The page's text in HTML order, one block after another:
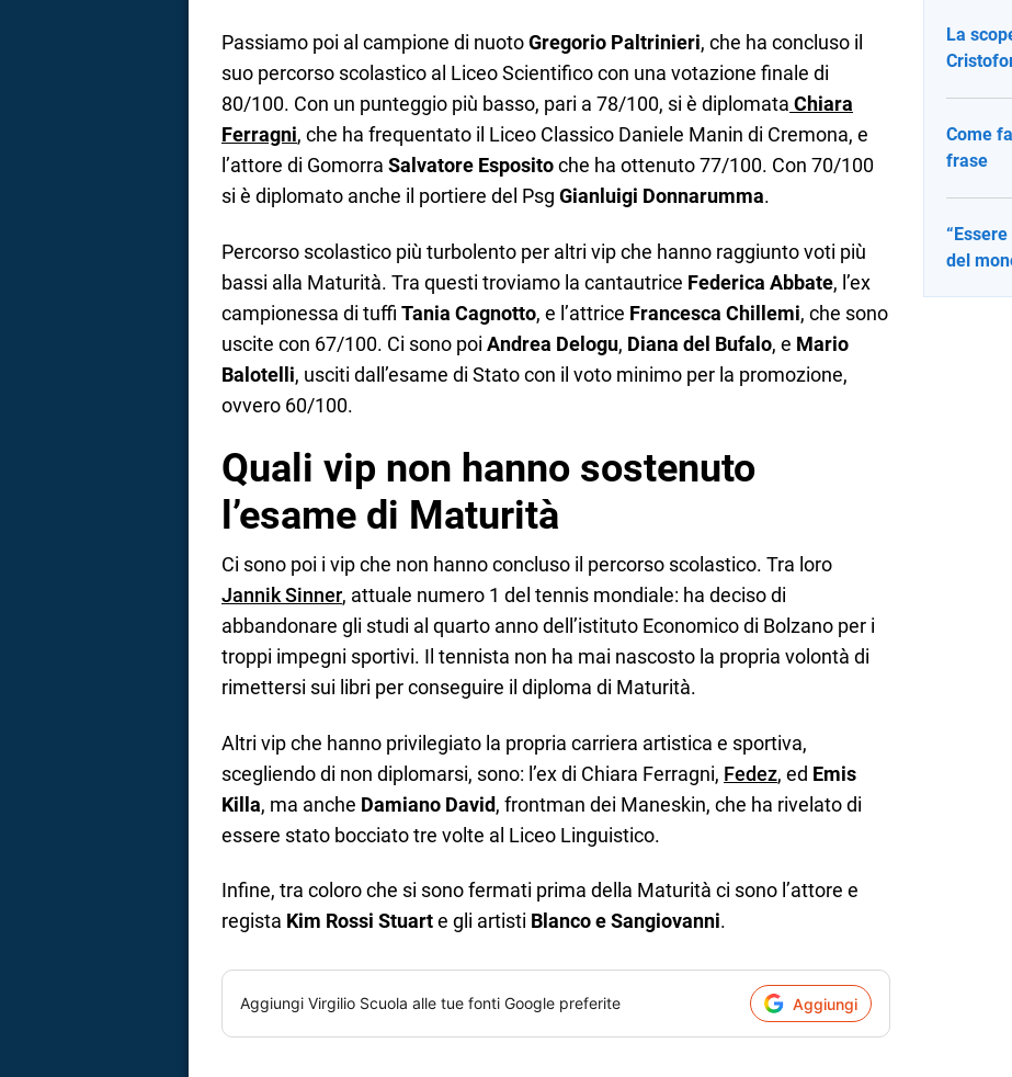
Passiamo poi al campione di nuotoGregorio Paltrinieri, che ha concluso il
suo percorso scolastico al Liceo Scientifico con una votazione finale di
80/100. Con un punteggio più basso, pari a 78/100, si è diplomata Chiara
Ferragni, che ha frequentato il Liceo Classico Daniele Manin di Cremona, e
l’attore di Gomorra Salvatore Espositoche ha ottenuto 77/100. Con 70/100
si è diplomato anche il portiere del Psg Gianluigi Donnarumma.
Percorso scolastico più turbolento per altri vip che hanno raggiunto voti più
bassi alla Maturità. Tra questi troviamo la cantautrice Federica Abbate, l’ex
campionessa di tuffi Tania Cagnotto, e l’attrice Francesca Chillemi, che sono
uscite con 67/100. Ci sono poi Andrea Delogu, Diana del Bufalo, e Mario
Balotelli, usciti dall’esame di Stato con il voto minimo per la promozione,
ovvero 60/100.
Quali vip non hanno sostenuto
l’esame di Maturità
Ci sono poi i vip che non hanno concluso il percorso scolastico. Tra loro
Jannik Sinner, attuale numero 1 del tennis mondiale: ha deciso di
abbandonare gli studi al quarto anno dell’istituto Economico di Bolzano per i
troppi impegni sportivi. Il tennista non ha mai nascosto la propria volontà di
rimettersi sui libri per conseguire il diploma di Maturità.
Altri vip che hanno privilegiato la propria carriera artistica e sportiva,
scegliendo di non diplomarsi, sono: l’ex di Chiara Ferragni, Fedez, ed Emis
Killa, ma anche Damiano David, frontman dei Maneskin, che ha rivelato di
essere stato bocciato tre volte al Liceo Linguistico.
Infine, tra coloro che si sono fermati prima della Maturità ci sono l’attore e
regista Kim Rossi Stuarte gli artisti Blanco e Sangiovanni.
Aggiungi Virgilio Scuola alle tue fonti Google preferite Aggiungi
La
Come
frase
del